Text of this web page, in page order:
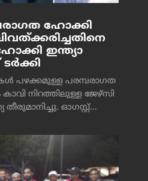
ഹോക്കി
ഇന്ത്യാ
പഴക്കമുള്ള പരമ്പരാഗത
കാവി നിറത്തിലുള്ള ജേഴ്‌സി
ഓഗസ്റ്റ്...